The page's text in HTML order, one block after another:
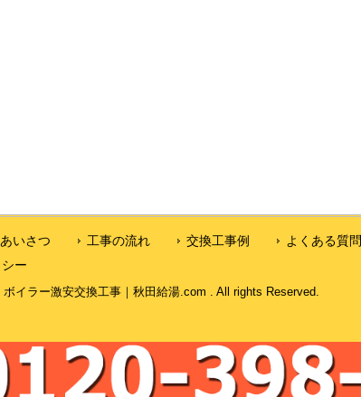
いさつ 工事の流れ 交換工事例 よくある質問
ー
イラー激安交換工事｜秋田給湯.com . All rights Reserved.